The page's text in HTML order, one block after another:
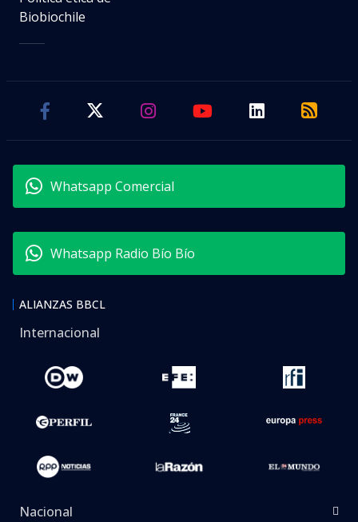
Biobiochile
Whatsapp Comercial
Whatsapp Radio Bío Bío
ALIANZAS BBCL
Internacional
Nacional